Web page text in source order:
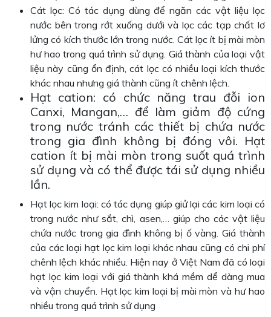
Cát lọc: Có tác dụng dùng để ngăn các vật liệu lọc
nước bên trong rớt xuống dưới và lọc các tạp chất lơ
lửng có kích thước lớn trong nước. Cát lọc ít bị mài mòn
hư hao trong quá trình sử dụng. Giá thành của loại vật
liệu này cũng ổn định, cát lọc có nhiều loại kích thước
khác nhau nhưng giá thành cũng ít chênh lệch.
Hạt cation: có chức năng trau đỗi ion
Canxi, Mangan,… để làm giảm độ cứng
trong nước tránh các thiết bị chứa nước
trong gia đình không bị đóng vôi. Hạt
cation ít bị mài mòn trong suốt quá trình
sử dụng và có thể được tái sử dụng nhiều
lần.
Hạt lọc kim loại: có tác dụng giúp giử lại các kim loại có
trong nước như sắt, chì, asen,… giúp cho các vật liệu
chứa nước trong gia đình không bị ố vàng. Giá thành
của các loại hạt lọc kim loại khác nhau cũng có chi phí
chênh lệch khác nhiều. Hiện nay ở Việt Nam đã có loại
hạt lọc kim loại với giá thành khá mềm dể dàng mua
và vận chuyển. Hạt lọc kim loại bị mài mòn và hư hao
nhiều trong quá trình sử dụng